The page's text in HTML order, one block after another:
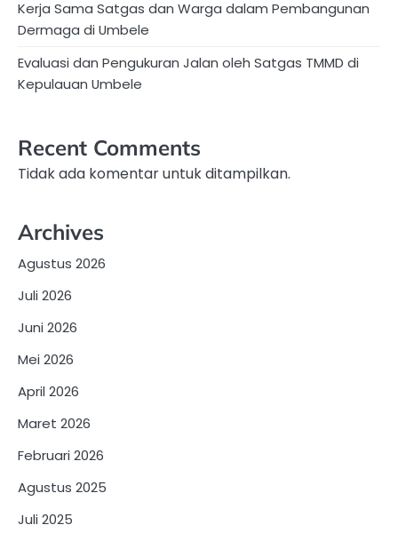
Kerja Sama Satgas dan Warga dalam Pembangunan
Dermaga di Umbele
Evaluasi dan Pengukuran Jalan oleh Satgas TMMD di
Kepulauan Umbele
Recent Comments
Tidak ada komentar untuk ditampilkan.
Archives
Agustus 2026
Juli 2026
Juni 2026
Mei 2026
April 2026
Maret 2026
Februari 2026
Agustus 2025
Juli 2025